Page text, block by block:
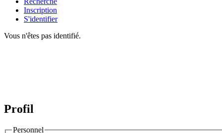
Inscription
S'identifier
Vous n'êtes pas identifié.
Profil
Personnel